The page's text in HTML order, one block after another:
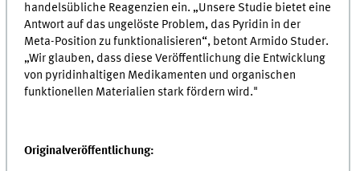
handelsübliche Reagenzien ein. „Unsere Studie bietet eine
Antwort auf das ungelöste Problem, das Pyridin in der
Meta-Position zu funktionalisieren“, betont Armido Studer.
„Wir glauben, dass diese Veröffentlichung die Entwicklung
von pyridinhaltigen Medikamenten und organischen
funktionellen Materialien stark fördern wird."
Originalveröffentlichung: